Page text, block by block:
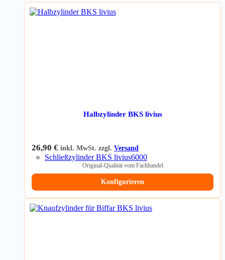
Halbzylinder BKS livius
26,90 € inkl. MwSt. zzgl. Versand
Schließzylinder BKS livius6000
Original-Qualität vom Fachhandel
Konfigurieren